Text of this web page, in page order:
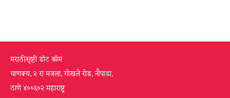
मराठीसृष्टी डॉट कॉम
चाणक्य, २ रा मजला, गोखले रोड, नौपाडा,
ठाणे ४००६०२ महाराष्ट्र